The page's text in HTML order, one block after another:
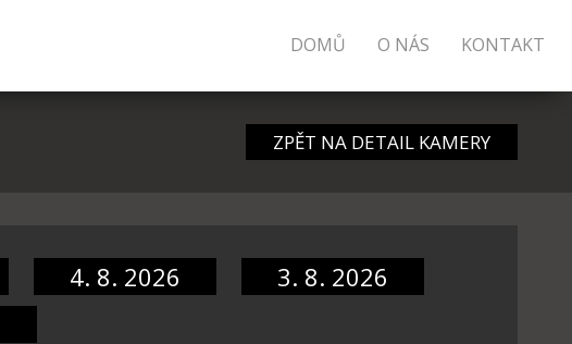
DOMŮ O NÁS KONTAKT
ZPĚT NA DETAIL KAMERY
4. 8. 2026
3. 8. 2026